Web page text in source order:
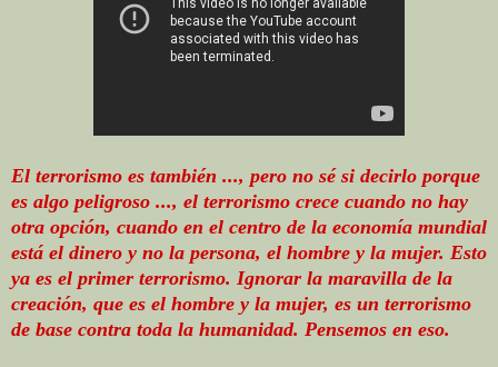
El terrorismo es también ..., pero no sé si decirlo porque
es algo peligroso ..., el terrorismo crece cuando no hay
otra opción, cuando en el centro de la economía mundial
está el dinero y no la persona, el hombre y la mujer. Esto
ya es el primer terrorismo. Ignorar la maravilla de la
creación, que es el hombre y la mujer, es un terrorismo
de base contra toda la humanidad. Pensemos en eso.